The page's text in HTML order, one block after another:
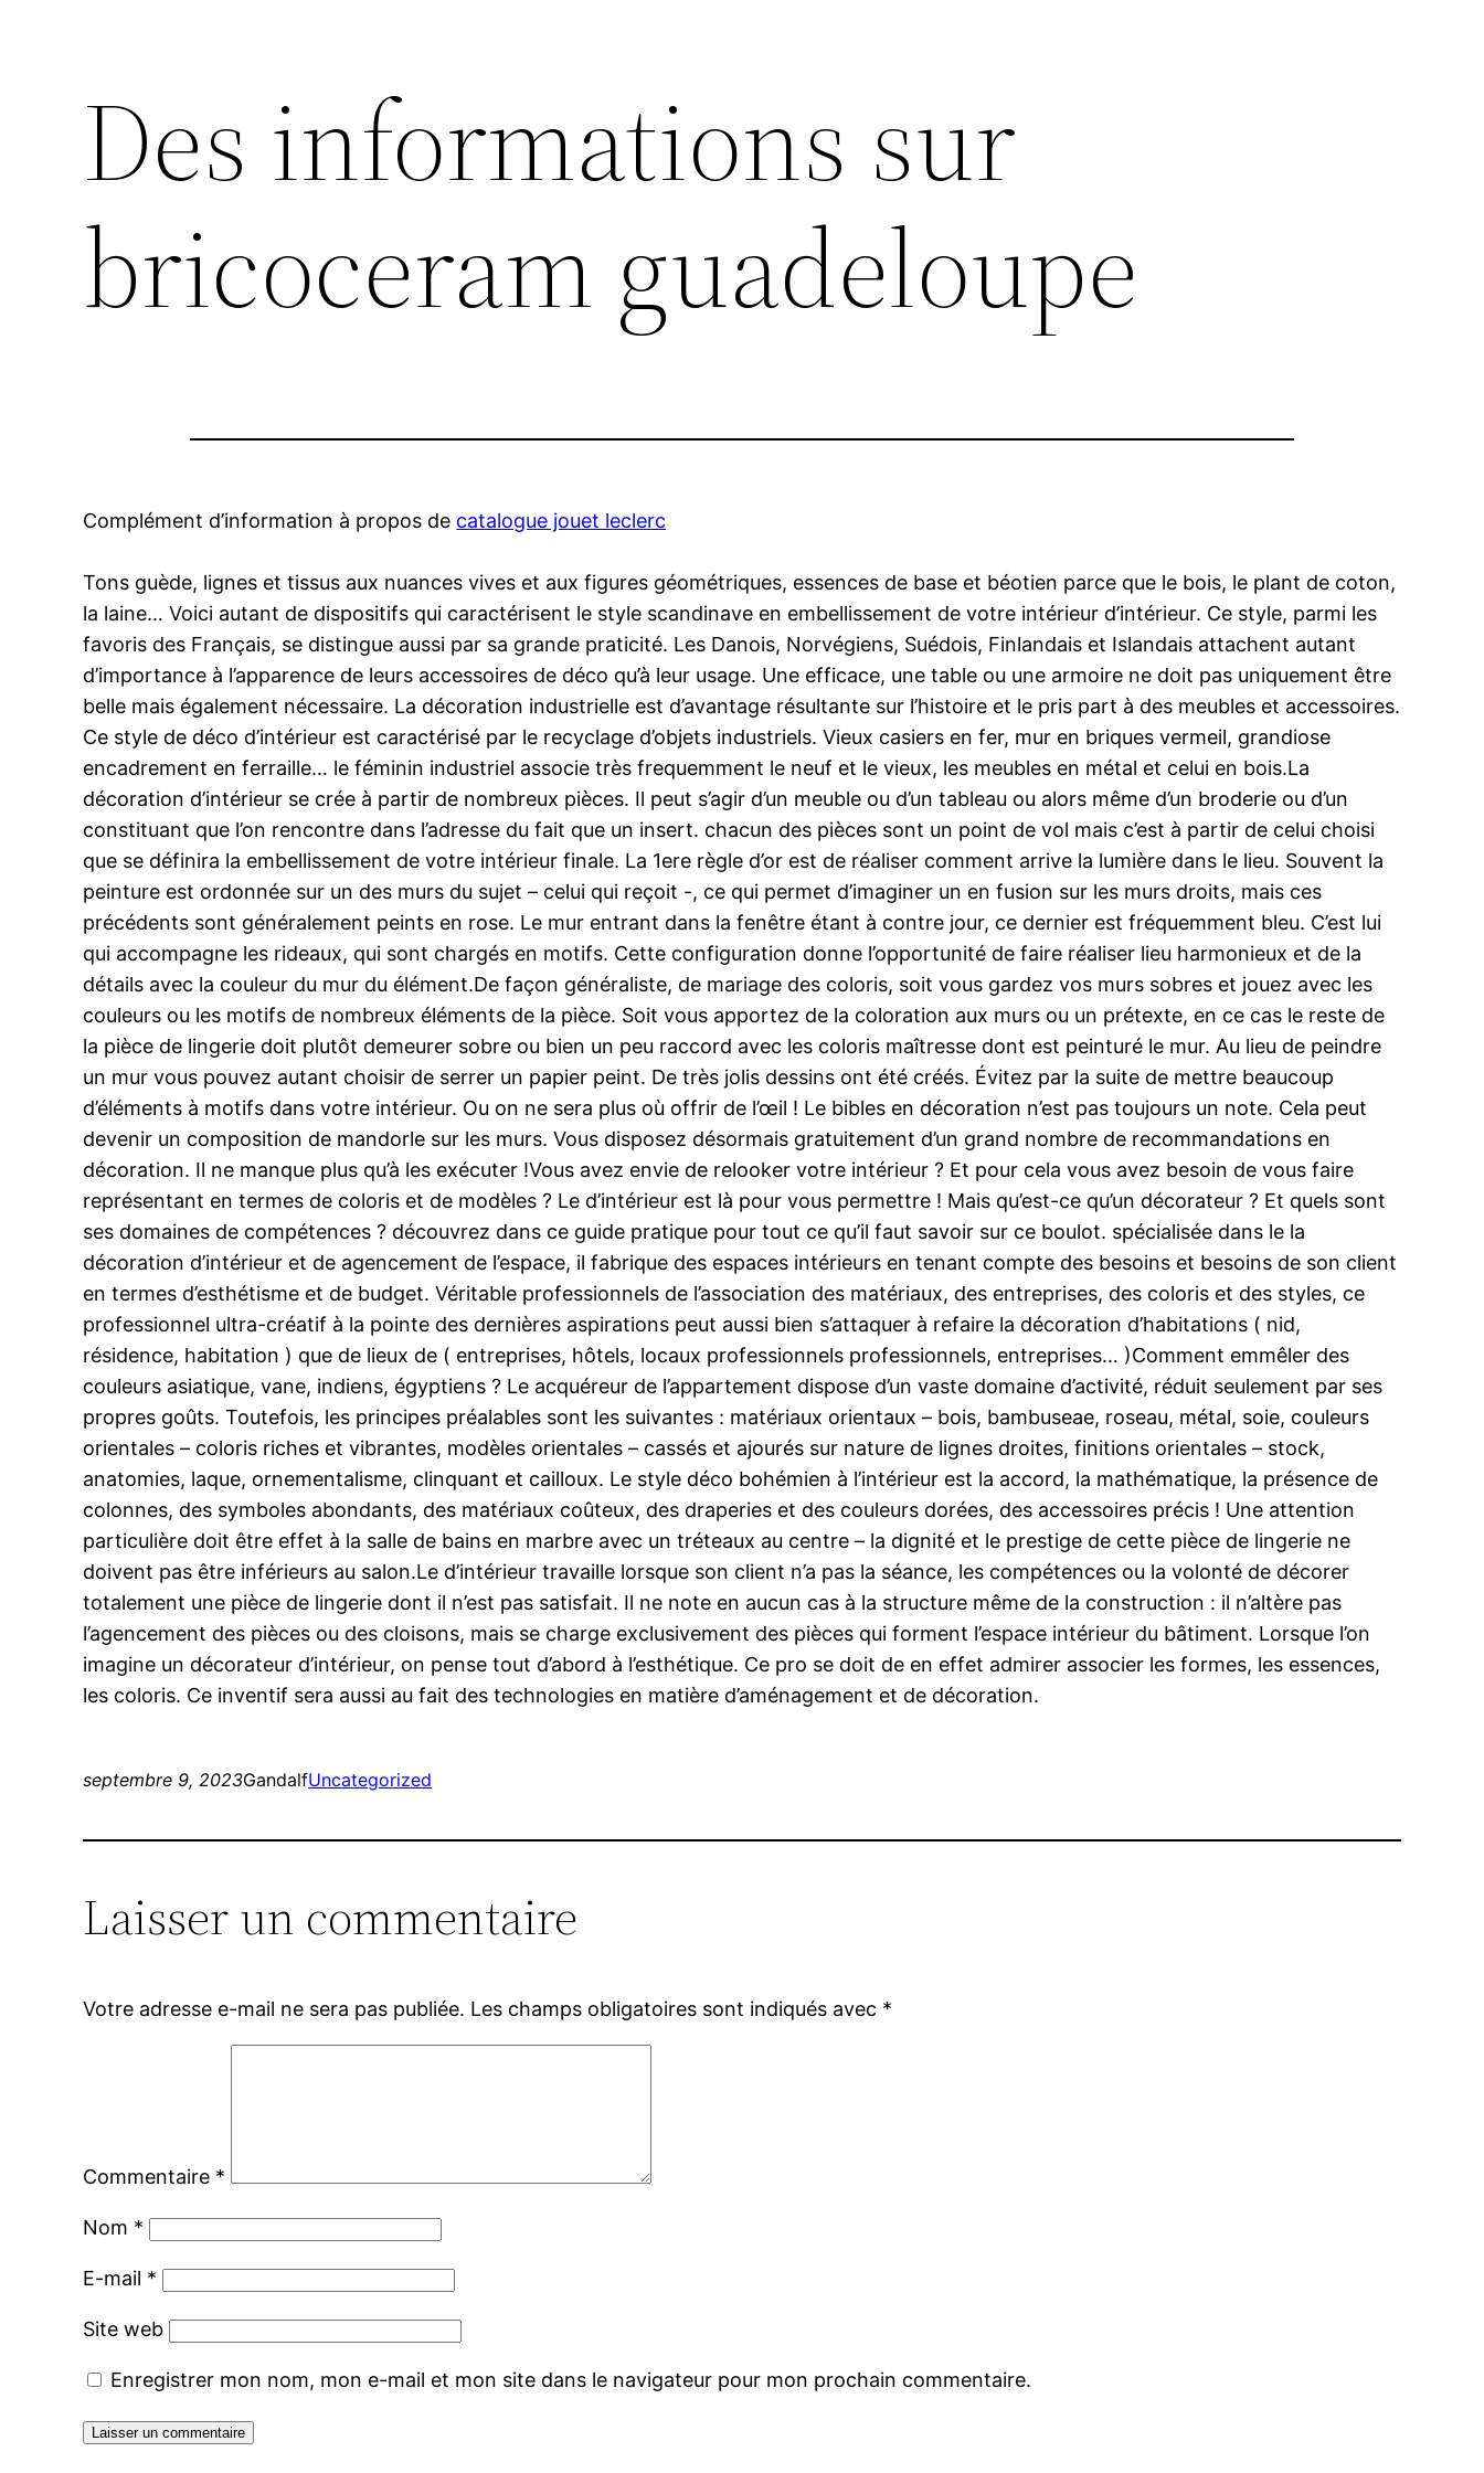
Des informations sur
bricoceram guadeloupe
Complément d’information à propos de catalogue jouet leclerc
Tons guède, lignes et tissus aux nuances vives et aux figures géométriques, essences de base et béotien parce que le bois, le plant de coton,
la laine… Voici autant de dispositifs qui caractérisent le style scandinave en embellissement de votre intérieur d’intérieur. Ce style, parmi les
favoris des Français, se distingue aussi par sa grande praticité. Les Danois, Norvégiens, Suédois, Finlandais et Islandais attachent autant
d’importance à l’apparence de leurs accessoires de déco qu’à leur usage. Une efficace, une table ou une armoire ne doit pas uniquement être
belle mais également nécessaire. La décoration industrielle est d’avantage résultante sur l’histoire et le pris part à des meubles et accessoires.
Ce style de déco d’intérieur est caractérisé par le recyclage d’objets industriels. Vieux casiers en fer, mur en briques vermeil, grandiose
encadrement en ferraille… le féminin industriel associe très frequemment le neuf et le vieux, les meubles en métal et celui en bois.La
décoration d’intérieur se crée à partir de nombreux pièces. Il peut s’agir d’un meuble ou d’un tableau ou alors même d’un broderie ou d’un
constituant que l’on rencontre dans l’adresse du fait que un insert. chacun des pièces sont un point de vol mais c’est à partir de celui choisi
que se définira la embellissement de votre intérieur finale. La 1ere règle d’or est de réaliser comment arrive la lumière dans le lieu. Souvent la
peinture est ordonnée sur un des murs du sujet – celui qui reçoit -, ce qui permet d’imaginer un en fusion sur les murs droits, mais ces
précédents sont généralement peints en rose. Le mur entrant dans la fenêtre étant à contre jour, ce dernier est fréquemment bleu. C’est lui
qui accompagne les rideaux, qui sont chargés en motifs. Cette configuration donne l’opportunité de faire réaliser lieu harmonieux et de la
détails avec la couleur du mur du élément.De façon généraliste, de mariage des coloris, soit vous gardez vos murs sobres et jouez avec les
couleurs ou les motifs de nombreux éléments de la pièce. Soit vous apportez de la coloration aux murs ou un prétexte, en ce cas le reste de
la pièce de lingerie doit plutôt demeurer sobre ou bien un peu raccord avec les coloris maîtresse dont est peinturé le mur. Au lieu de peindre
un mur vous pouvez autant choisir de serrer un papier peint. De très jolis dessins ont été créés. Évitez par la suite de mettre beaucoup
d’éléments à motifs dans votre intérieur. Ou on ne sera plus où offrir de l’œil ! Le bibles en décoration n’est pas toujours un note. Cela peut
devenir un composition de mandorle sur les murs. Vous disposez désormais gratuitement d’un grand nombre de recommandations en
décoration. Il ne manque plus qu’à les exécuter !Vous avez envie de relooker votre intérieur ? Et pour cela vous avez besoin de vous faire
représentant en termes de coloris et de modèles ? Le d’intérieur est là pour vous permettre ! Mais qu’est-ce qu’un décorateur ? Et quels sont
ses domaines de compétences ? découvrez dans ce guide pratique pour tout ce qu’il faut savoir sur ce boulot. spécialisée dans le la
décoration d’intérieur et de agencement de l’espace, il fabrique des espaces intérieurs en tenant compte des besoins et besoins de son client
en termes d’esthétisme et de budget. Véritable professionnels de l’association des matériaux, des entreprises, des coloris et des styles, ce
professionnel ultra-créatif à la pointe des dernières aspirations peut aussi bien s’attaquer à refaire la décoration d’habitations ( nid,
résidence, habitation ) que de lieux de ( entreprises, hôtels, locaux professionnels professionnels, entreprises… )Comment emmêler des
couleurs asiatique, vane, indiens, égyptiens ? Le acquéreur de l’appartement dispose d’un vaste domaine d’activité, réduit seulement par ses
propres goûts. Toutefois, les principes préalables sont les suivantes : matériaux orientaux – bois, bambuseae, roseau, métal, soie, couleurs
orientales – coloris riches et vibrantes, modèles orientales – cassés et ajourés sur nature de lignes droites, finitions orientales – stock,
anatomies, laque, ornementalisme, clinquant et cailloux. Le style déco bohémien à l’intérieur est la accord, la mathématique, la présence de
colonnes, des symboles abondants, des matériaux coûteux, des draperies et des couleurs dorées, des accessoires précis ! Une attention
particulière doit être effet à la salle de bains en marbre avec un tréteaux au centre – la dignité et le prestige de cette pièce de lingerie ne
doivent pas être inférieurs au salon.Le d’intérieur travaille lorsque son client n’a pas la séance, les compétences ou la volonté de décorer
totalement une pièce de lingerie dont il n’est pas satisfait. Il ne note en aucun cas à la structure même de la construction : il n’altère pas
l’agencement des pièces ou des cloisons, mais se charge exclusivement des pièces qui forment l’espace intérieur du bâtiment. Lorsque l’on
imagine un décorateur d’intérieur, on pense tout d’abord à l’esthétique. Ce pro se doit de en effet admirer associer les formes, les essences,
les coloris. Ce inventif sera aussi au fait des technologies en matière d’aménagement et de décoration.
septembre 9, 2023GandalfUncategorized
Laisser un commentaire
Votre adresse e-mail ne sera pas publiée. Les champs obligatoires sont indiqués avec *
Commentaire *
Nom *
E-mail *
Site web
Enregistrer mon nom, mon e-mail et mon site dans le navigateur pour mon prochain commentaire.